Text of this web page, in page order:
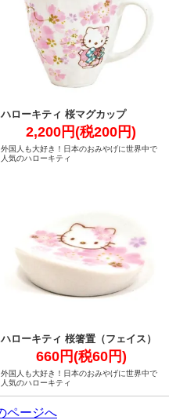
ハローキティ 桜マグカップ
2,200円(税200円)
外国人も大好き！日本のおみやげに世界中で
人気のハローキティ
ハローキティ 桜箸置（フェイス）
660円(税60円)
外国人も大好き！日本のおみやげに世界中で
人気のハローキティ
ページへ